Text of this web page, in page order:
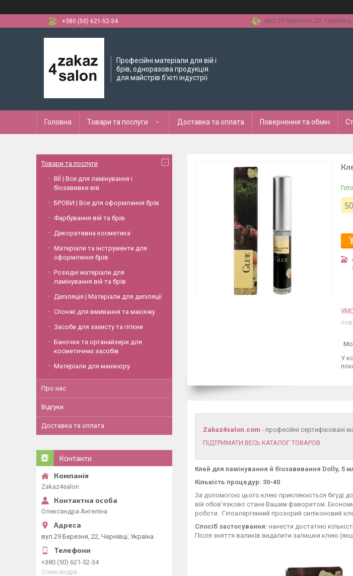
+380 (50) 621-52-34
вул.29 Березня, 22,
Професійні матеріали для вій і
брів, одноразова продукція
для майстрів б'юті індустрії
Головна Товари та послуги Доставка та оплата Повернення та обмін
У
Zakaz4salon.com - професійні сертифіковані
ПІДТРИМАТИ ВЕСЬ КАТАЛОГ ТОВАРОВ
Клей для ламінування й біозавивання Dolly, 5
Кількість процедур: 30-40
За допомогою цього клею приклеюються бігуді до
вій обов'язково стане Вашим фаворитом.
роботи. Гіпоалергенний прозорий силіконовий
Спосіб застосування: нанести достатню
Після зняття валиків видалити залишки клею
Товари та послуги
ВІЇ | Все для ламінування і
біозавивки вій
БРОВИ | Все для оформлення брів
Фарбування вій та брів
Декоративна косметика
Матеріали та інструменти для
оформлення брів
Розхідні матеріали для
ламінування вій та брів
Депіляція | Матеріали для депіляції
Спонжі для вмивання та макіяжу
Засоби для захисту та гігієни
Баночки та органайзери для
косметичних засобів
Матеріали для манікюру
Про нас
Відгуки
Доставка та оплата
Контакти
Zakaz4salon
Олександра Ангеліна
вул.29 Березня, 22, Чернівці, Україна
+380 (50) 621-52-34
Олександра